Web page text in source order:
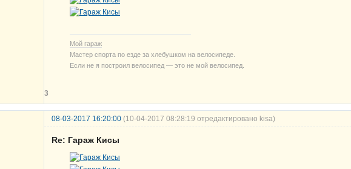
Мой гараж
Мастер спорта по езде за хлебушком на велосипеде.
Если не я построил велосипед — это не мой велосипед.
3
08-03-2017 16:20:00 (10-04-2017 08:28:19 отредактировано kisa)
Re: Гараж Кисы